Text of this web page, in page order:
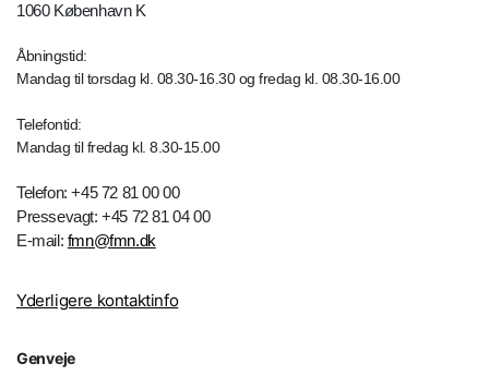
1060 København K
Åbningstid:
Mandag til torsdag kl. 08.30-16.30 og fredag kl. 08.30-16.00
Telefontid:
Mandag til fredag kl. 8.30-15.00
Telefon: +45 72 81 00 00
Pressevagt: +45 72 81 04 00
E-mail: fmn@fmn.dk
Yderligere kontaktinfo
Genveje